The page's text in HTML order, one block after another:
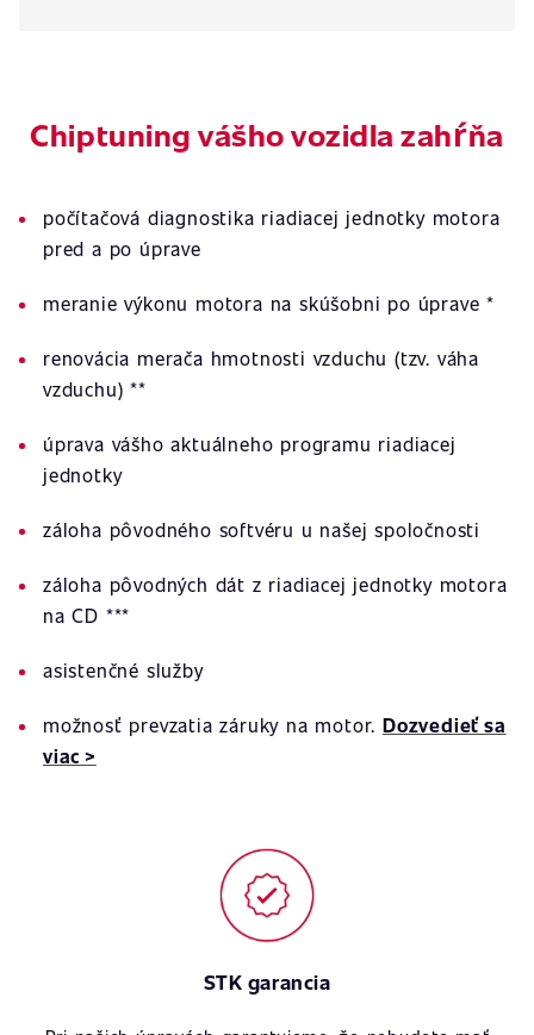
Chiptuning vášho vozidla zahŕňa
počítačová diagnostika riadiacej jednotky motora
pred a po úprave
meranie výkonu motora na skúšobni po úprave *
renovácia merača hmotnosti vzduchu (tzv. váha
vzduchu) **
úprava vášho aktuálneho programu riadiacej
jednotky
záloha pôvodného softvéru u našej spoločnosti
záloha pôvodných dát z riadiacej jednotky motora
na CD ***
asistenčné služby
možnosť prevzatia záruky na motor. Dozvedieť sa
viac >
STK garancia